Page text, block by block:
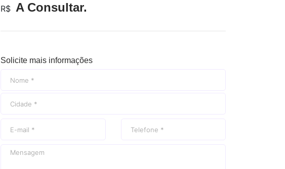
R$ A Consultar.
Solicite mais informações